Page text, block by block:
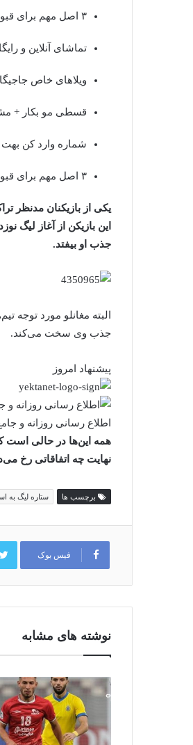
۳ اصل مهم برای قبولی در رشته پزشکی
تماشای آنلاین و
ویلاهای خاص
قسطی مو بکار +
شماره وارد کن بهت بگیم چجوری
۳ اصل مهم برای قبولی در رشته پزشکی
یکی از بازیکنان مدنظر
این بازیکن از آغاز لیگ
جذب او بیفتد.
البته مغانلو مورد توجه
جذب وی سخت می‌کند.
پیشنهاد امروز
اطلاع رسانی روزانه و
همه این‌ها در حالی است که
نهایت چه اتفاقاتی رخ
برچسب ها ستاره لیگ به
فیس بوک
نوشته های مشابه